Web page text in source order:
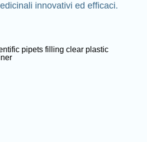
innovativi ed efficaci.